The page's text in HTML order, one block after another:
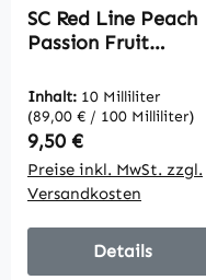
SC Red Line Peach
Passion Fruit
10mg/20mg
Inhalt: 10 Milliliter
(89,00 € / 100 Milliliter)
Regulärer Preis:
9,50 €
Preise inkl. MwSt. zzgl.
Versandkosten
Details